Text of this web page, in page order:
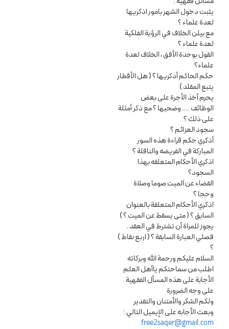
يثبت دخول الشهر بامور اذكريها
لعدة علماء ؟
مع بيلن الخلاف في الرؤية الفلكية
لعدة علماء ؟
القول بوحدة الأفق ، الخلاف لعدة
علماء؟
حكم الحاكم أذكريها ؟ ( هل الأفطار
يتبع المقلد )
يحرم أخذ الأجرة على بعض
الوظائف …. وضحيها ؟ مع ذكر أمثلة
على ذلك ؟
سجود العزائم ؟
أذكري حكم قراءة هذه السور
المباركة في الفريضه والنافلة ؟
اذكري الأحكام المتعلقه بهذا
السجود؟
القضاء عن الميت صوما وصلاة
وحجا ؟
اذكري الأحكام المتعلقة بالعنوان
السابق ؟ ( متى يسقط عن الميت ؟ )
يجوز للمراة أن تشترط في العقد .
فصلي العبارة السابقة ؟ ( اربع نقاط )
؟
السلام عليكم ورحمة الله وبركاته
اطلب من سماحتكم ياأهل العلم
الأجابة على هذه المسأل الفقهية
على وجه الضرورة
ولكم الشكر والأمتنان والتقدير
وبعث الأجابه على الإيميل التالي :
free2saqer@gmail.com